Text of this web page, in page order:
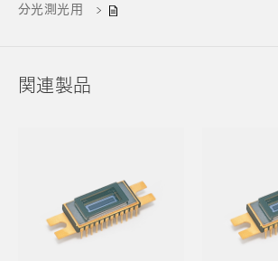
分光測光用
関連製品